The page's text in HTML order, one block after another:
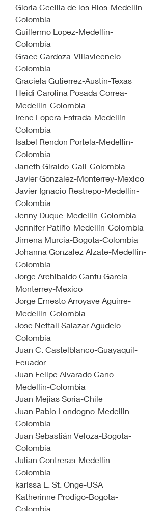
Gloria Cecilia de los Rios-Medellin-
Colombia
Guillermo Lopez-Medellin-
Colombia
Grace Cardoza-Villavicencio-
Colombia
Graciela Gutierrez-Austin-Texas
Heidi Carolina Posada Correa-
Medellin-Colombia
Irene Lopera Estrada-Medellín-
Colombia
Isabel Rendon Portela-Medellin-
Colombia
Janeth Giraldo-Cali-Colombia
Javier Gonzalez-Monterrey-Mexico
Javier Ignacio Restrepo-Medellin-
Colombia
Jenny Duque-Medellin-Colombia
Jennifer Patiño-Medellín-Colombia
Jimena Murcia-Bogota-Colombia
Johanna Gonzalez Alzate-Medellin-
Colombia
Jorge Archibaldo Cantu Garcia-
Monterrey-Mexico
Jorge Ernesto Arroyave Aguirre-
Medellin-Colombia
Jose Neftali Salazar Agudelo-
Colombia
Juan C. Castelblanco-Guayaquil-
Ecuador
Juan Felipe Alvarado Cano-
Medellin-Colombia
Juan Mejias Soria-Chile
Juan Pablo Londogno-Medellin-
Colombia
Juan Sebastián Veloza-Bogota-
Colombia
Julian Contreras-Medellin-
Colombia
karissa L. St. Onge-USA
Katherinne Prodigo-Bogota-
Colombia